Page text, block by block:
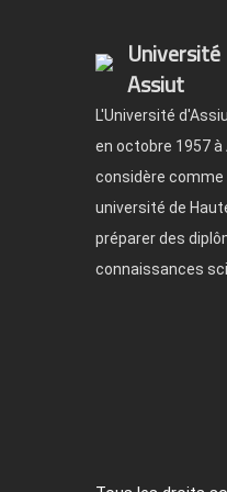
Université
Assiut
L'Université
en octobre 1957 à
considère comme
université de
préparer des
connaissances